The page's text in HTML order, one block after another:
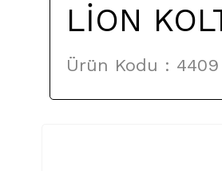
LİON
Ürün Kodu : 4409